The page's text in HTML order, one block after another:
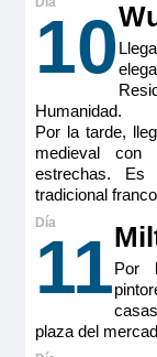
El nombre es
sentidos. ¡Y
nada más
diseño
prefiere, de
vestidor, sofá,
escritorio/
caja fuerte,
En esta
interconectadas
23
2
5
10
Humanidad.
Por la tarde,
medieval con
estrechas.
tradicional
11Por
plaza del